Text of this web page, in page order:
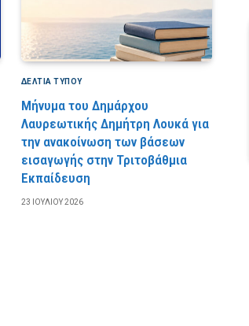
ΔΕΛΤΙΑ ΤΥΠΟΥ
Μήνυμα του Δημάρχου
Λαυρεωτικής Δημήτρη Λουκά για
την ανακοίνωση των βάσεων
εισαγωγής στην Τριτοβάθμια
Εκπαίδευση
23 ΙΟΥΛΊΟΥ 2026